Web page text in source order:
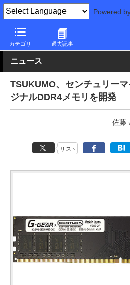
Powered
カテゴリ 過去記事
PC Watch パソコン/タブレット/スマ
ニュース
TSUKUMO、センチュリー
ジナルDDR4メモリを開発
佐藤
リスト